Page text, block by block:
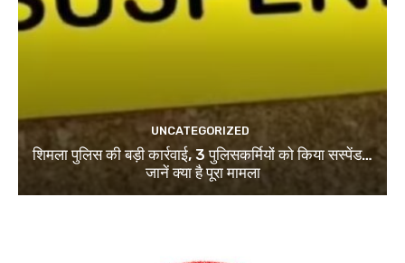
UNCATEGORIZED
शिमला पुलिस की बड़ी कार्रवाई, 3 पुलिसकर्मियों को किया सस्पेंड…
जानें क्या है पूरा मामला